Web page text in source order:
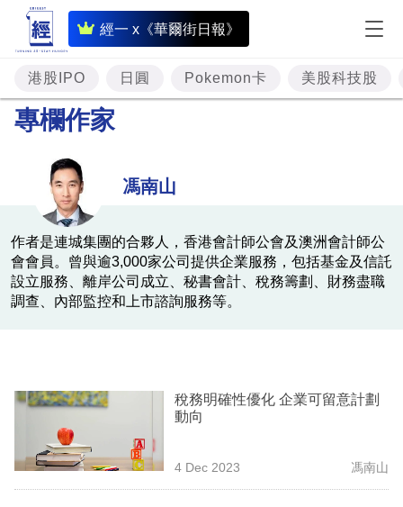
經一 x《華爾街日報》
即
時
財
經
樓
市
商
科
港股IPO 日圓 Pokemon卡 美股科技股
專欄作家
馮南山
作者是連城集團的合夥人，香港會計師公會及澳洲會計師公
會會員。曾與逾3,000家公司提供企業服務，包括基金及信託
設立服務、離岸公司成立、秘書會計、稅務籌劃、財務盡職
調查、內部監控和上市諮詢服務等。
稅務明確性優化 企業可留意計劃
動向
4 Dec 2023 馮南山